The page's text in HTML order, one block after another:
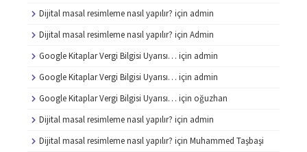
Dijital masal resimleme nasıl yapılır? için admin
Dijital masal resimleme nasıl yapılır? için Admin
Google Kitaplar Vergi Bilgisi Uyarısı… için admin
Google Kitaplar Vergi Bilgisi Uyarısı… için admin
Google Kitaplar Vergi Bilgisi Uyarısı… için oğuzhan
Dijital masal resimleme nasıl yapılır? için admin
Dijital masal resimleme nasıl yapılır? için Muhammed Taşbaşi